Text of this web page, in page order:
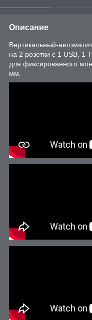
Описание
Вертикальный-
на 2 розетки с 1 USB, 1
для фиксированного
мм.